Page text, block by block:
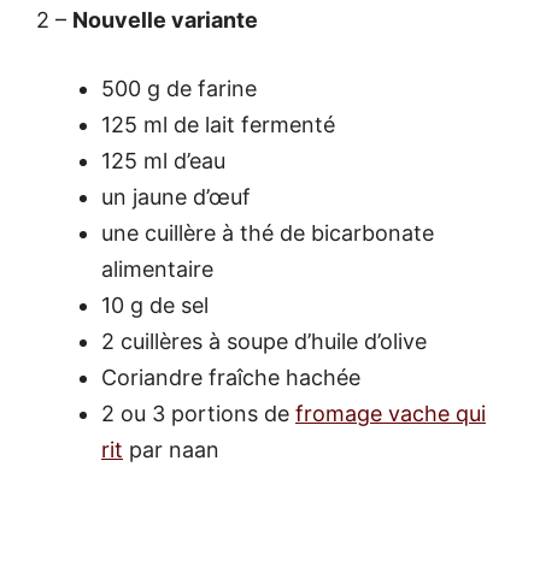
2 – Nouvelle variante
500 g de farine
125 ml de lait fermenté
125 ml d’eau
un jaune d’œuf
une cuillère à thé de bicarbonate
alimentaire
10 g de sel
2 cuillères à soupe d’huile d’olive
Coriandre fraîche hachée
2 ou 3 portions de fromage vache qui
rit par naan